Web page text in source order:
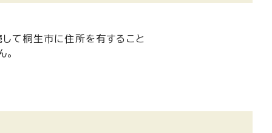
て桐生市に住所を有すること